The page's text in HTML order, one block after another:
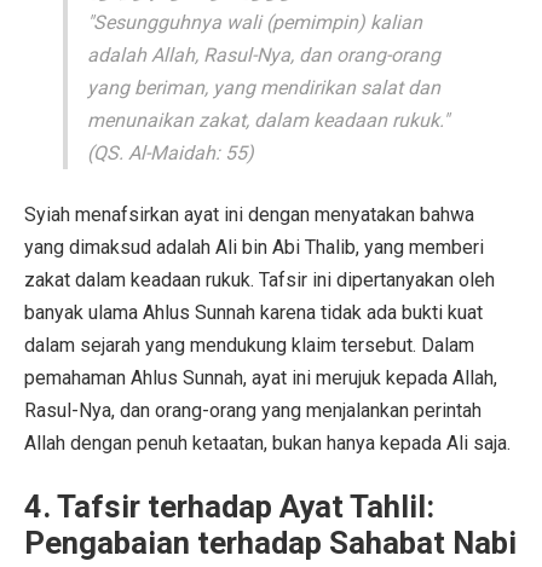
"Sesungguhnya wali (pemimpin) kalian
adalah Allah, Rasul-Nya, dan orang-orang
yang beriman, yang mendirikan salat dan
menunaikan zakat, dalam keadaan rukuk."
(QS. Al-Maidah: 55)
Syiah menafsirkan ayat ini dengan menyatakan bahwa
yang dimaksud adalah Ali bin Abi Thalib, yang memberi
zakat dalam keadaan rukuk. Tafsir ini dipertanyakan oleh
banyak ulama Ahlus Sunnah karena tidak ada bukti kuat
dalam sejarah yang mendukung klaim tersebut. Dalam
pemahaman Ahlus Sunnah, ayat ini merujuk kepada Allah,
Rasul-Nya, dan orang-orang yang menjalankan perintah
Allah dengan penuh ketaatan, bukan hanya kepada Ali saja.
4. Tafsir terhadap Ayat Tahlil:
Pengabaian terhadap Sahabat Nabi